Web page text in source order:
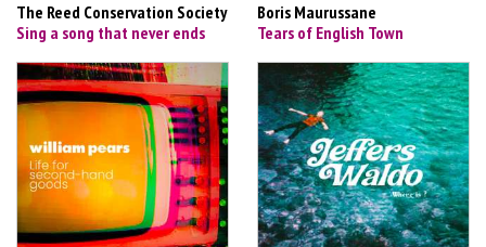
The Reed Conservation Society
Sing a song that never ends
Boris Maurussane
Tears of English Town